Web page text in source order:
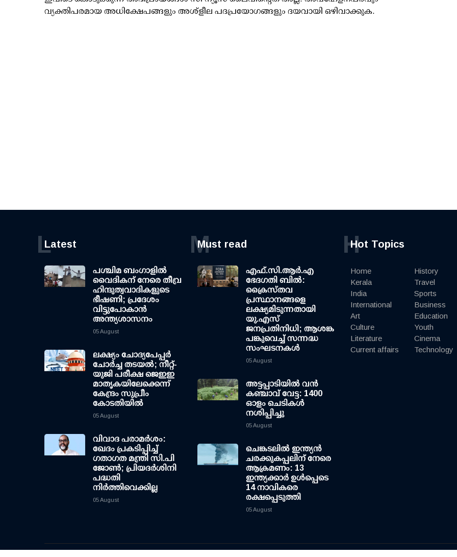
വ്യക്തിപരമായ അധിക്ഷേപങ്ങളും അശ്‌ളീല പദപ്രയോഗങ്ങളും ദയവായി ഒഴിവാക്കുക.
Latest
L
പശ്ചിമ ബംഗാളിൽ
വൈദികന് നേരെ തീവ്ര
ഹിന്ദുത്വവാദികളുടെ
ഭീഷണി; പ്രദേശം
വിട്ടുപോകാൻ
അന്ത്യശാസനം
05 August
ലക്ഷ്യം ചോദ്യപേപ്പര്‍
ചോര്‍ച്ച തടയല്‍; നീറ്റ്-
യുജി പരീക്ഷ ജെഇഇ
മാതൃകയിലേക്കെന്ന്
കേന്ദ്രം സുപ്രീം
കോടതിയില്‍
05 August
വിവാദ പരാമര്‍ശം:
ഖേദം പ്രകടിപ്പിച്ച്
ഗതാഗത മന്ത്രി സി.പി
ജോണ്‍; പ്രിയദര്‍ശിനി
പദ്ധതി
നിര്‍ത്തിവെക്കില്ല
05 August
Must read
M
എഫ്.സി.ആര്‍.എ
ഭേദഗതി ബില്‍:
ക്രൈസ്തവ
പ്രസ്ഥാനങ്ങളെ
ലക്ഷ്യമിടുന്നതായി
യു.എസ്
ജനപ്രതിനിധി; ആശങ്ക
പങ്കുവെച്ച് സന്നദ്ധ
സംഘടനകള്‍
05 August
അട്ടപ്പാടിയില്‍ വന്‍
കഞ്ചാവ് വേട്ട: 1400
ഓളം ചെടികള്‍
നശിപ്പിച്ചു
05 August
ചെങ്കടലില്‍ ഇന്ത്യന്‍
ചരക്കുകപ്പലിന് നേരെ
ആക്രമണം: 13
ഇന്ത്യക്കാര്‍ ഉള്‍പ്പെടെ
14 നാവികരെ
രക്ഷപ്പെടുത്തി
05 August
Hot Topics
H
Home
Kerala
India
International
Art
Culture
Literature
Current affairs
History
Travel
Sports
Business
Education
Youth
Cinema
Technology